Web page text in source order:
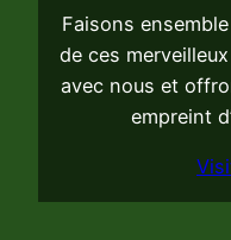
Faisons
de ces
avec nous et
empreint